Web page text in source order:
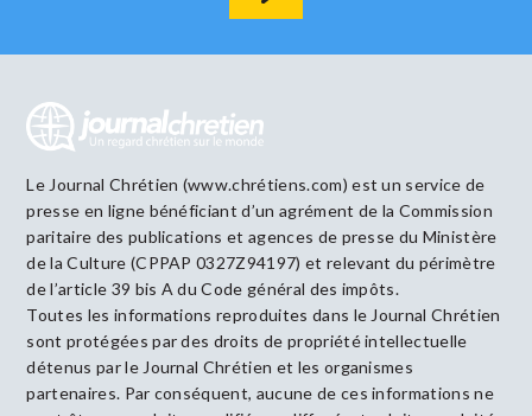
Le Journal Chrétien (www.chrétiens.com) est un service de
presse en ligne bénéficiant d’un agrément de la Commission
paritaire des publications et agences de presse du Ministère
de la Culture (CPPAP 0327Z94197) et relevant du périmètre
de l’article 39 bis A du Code général des impôts.
Toutes les informations reproduites dans le Journal Chrétien
sont protégées par des droits de propriété intellectuelle
détenus par le Journal Chrétien et les organismes
partenaires. Par conséquent, aucune de ces informations ne